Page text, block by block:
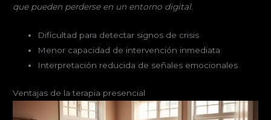
que pueden perderse en un entorno digital.
Dificultad para detectar signos de crisis
Menor capacidad de intervención inmediata
Interpretación reducida de señales emocionales
Ventajas de la terapia presencial